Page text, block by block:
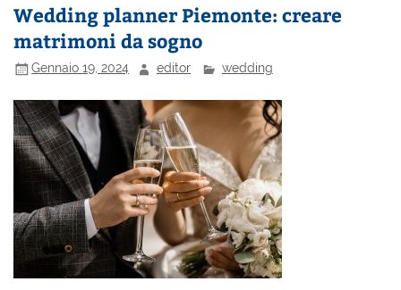
Wedding planner Piemonte: creare
matrimoni da sogno
Gennaio 19, 2024 editor wedding